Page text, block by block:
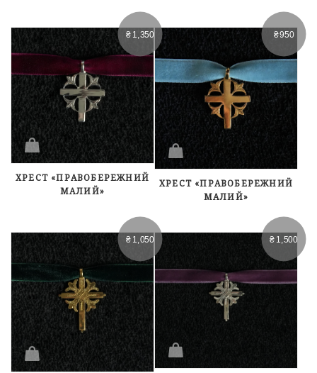
₴ 1,350
ХРЕСТ «ПРАВОБЕРЕЖНИЙ
МАЛИЙ»
₴950
ХРЕСТ «ПРАВОБЕРЕЖНИЙ
МАЛИЙ»
₴ 1,050 ₴ 1,500